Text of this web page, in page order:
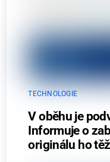
TECHNOLOGIE
V oběhu je
Informuje o
originálu ho